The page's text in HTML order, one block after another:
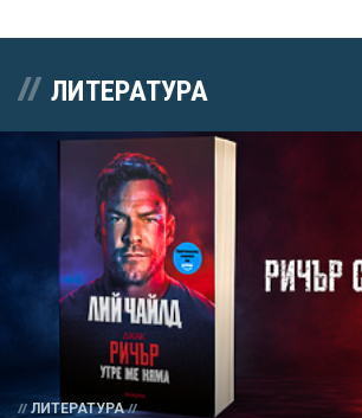
ЛИТЕРАТУРА
ЛИТЕРАТУРА